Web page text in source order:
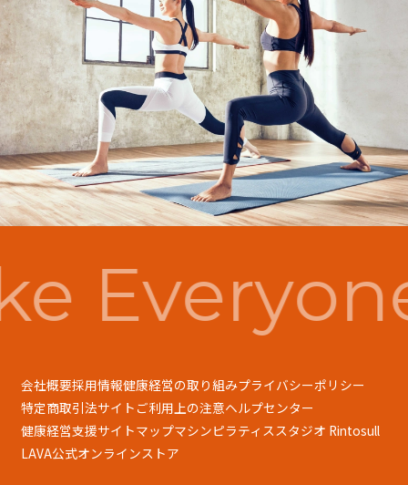
会社概要採用情報健康経営の取り組みプライバシーポリシー
特定商取引法サイトご利用上の注意ヘルプセンター
健康経営支援サイトマップマシンピラティススタジオ Rintosull
LAVA公式オンラインストア